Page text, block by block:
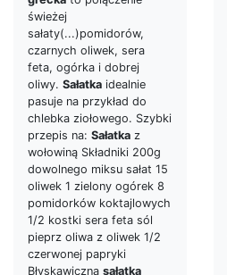
świeżej
sałaty(...)pomidorów,
czarnych oliwek, sera
feta, ogórka i dobrej
oliwy. Sałatka idealnie
pasuje na przykład do
chlebka ziołowego. Szybki
przepis na: Sałatka z
wołowiną Składniki 200g
dowolnego miksu sałat 15
oliwek 1 zielony ogórek 8
pomidorków koktajlowych
1/2 kostki sera feta sól
pieprz oliwa z oliwek 1/2
czerwonej papryki
Błyskawiczna sałatka